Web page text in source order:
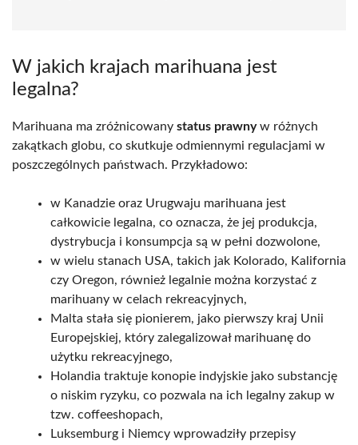
W jakich krajach marihuana jest
legalna?
Marihuana ma zróżnicowany status prawnyw różnych
zakątkach globu, co skutkuje odmiennymi regulacjami w
poszczególnych państwach. Przykładowo:
w Kanadzie oraz Urugwaju marihuana jest
całkowicie legalna, co oznacza, że jej produkcja,
dystrybucja i konsumpcja są w pełni dozwolone,
w wielu stanach USA, takich jak Kolorado, Kalifornia
czy Oregon, również legalnie można korzystać z
marihuany w celach rekreacyjnych,
Malta stała się pionierem, jako pierwszy kraj Unii
Europejskiej, który zalegalizował marihuanę do
użytku rekreacyjnego,
Holandia traktuje konopie indyjskie jako substancję
o niskim ryzyku, co pozwala na ich legalny zakup w
tzw. coffeeshopach,
Luksemburg i Niemcy wprowadziły przepisy